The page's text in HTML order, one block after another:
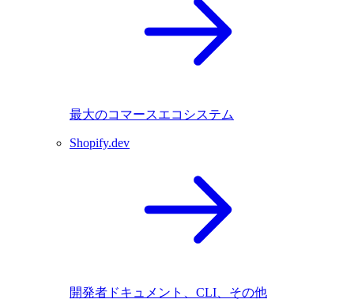
最大のコマースエコシステム
Shopify.dev
開発者ドキュメント、CLI、その他